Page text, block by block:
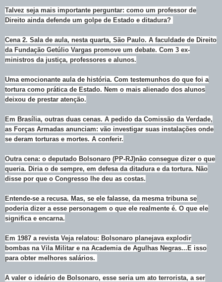
Talvez seja mais importante perguntar: como um professor de
Direito ainda defende um golpe de Estado e ditadura?
Cena 2. Sala de aula, nesta quarta, São Paulo. A faculdade de Direito
da Fundação Getúlio Vargas promove um debate. Com 3 ex-
ministros da justiça, professores e alunos.
Uma emocionante aula de história. Com testemunhos do que foi a
tortura como prática de Estado. Nem o mais alienado dos alunos
deixou de prestar atenção.
Em Brasília, outras duas cenas. A pedido da Comissão da Verdade,
as Forças Armadas anunciam: vão investigar suas instalações onde
se deram torturas e mortes. A conferir.
Outra cena: o deputado Bolsonaro (PP-RJ)não consegue dizer o que
queria. Diria o de sempre, em defesa da ditadura e da tortura. Não
disse por que o Congresso lhe deu as costas.
Entende-se a recusa. Mas, se ele falasse, da mesma tribuna se
poderia dizer a esse personagem o que ele realmente é. O que ele
significa e encarna.
Em 1987 a revista Veja relatou: Bolsonaro planejava explodir
bombas na Vila Militar e na Academia de Agulhas Negras...E isso
para obter melhores salários.
A valer o ideário de Bolsonaro, esse seria um ato terrorista, a ser